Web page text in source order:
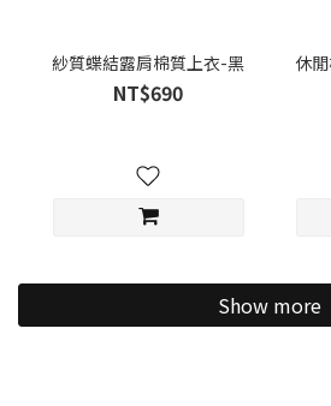
紗質蝶結露肩棉質上衣-黑
NT$690
休
Show more